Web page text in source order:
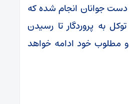
دست جوانان انجام شده که
به پروردگار تا رسیدن
مطلوب خود ادامه خواهد